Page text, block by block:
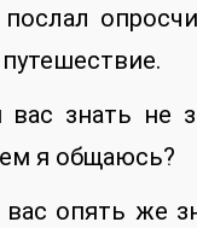
послал
вас знать не
я общаюсь?
опять же